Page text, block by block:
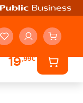
19,99€